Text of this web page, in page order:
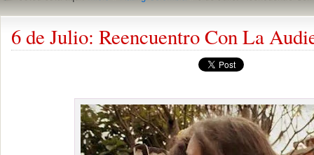
6 de Julio: Reencuentro Con La